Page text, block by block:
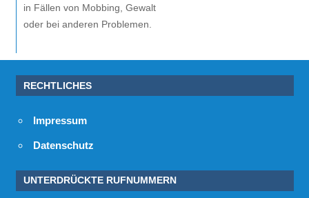
in Fällen von Mobbing, Gewalt
oder bei anderen Problemen.
RECHTLICHES
Impressum
Datenschutz
UNTERDRÜCKTE RUFNUMMERN